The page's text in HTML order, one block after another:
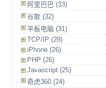
阿里巴巴 (33)
谷歌 (32)
平板电脑 (31)
TCP/IP (29)
iPhone (26)
PHP (26)
Javascript (25)
奇虎360 (24)